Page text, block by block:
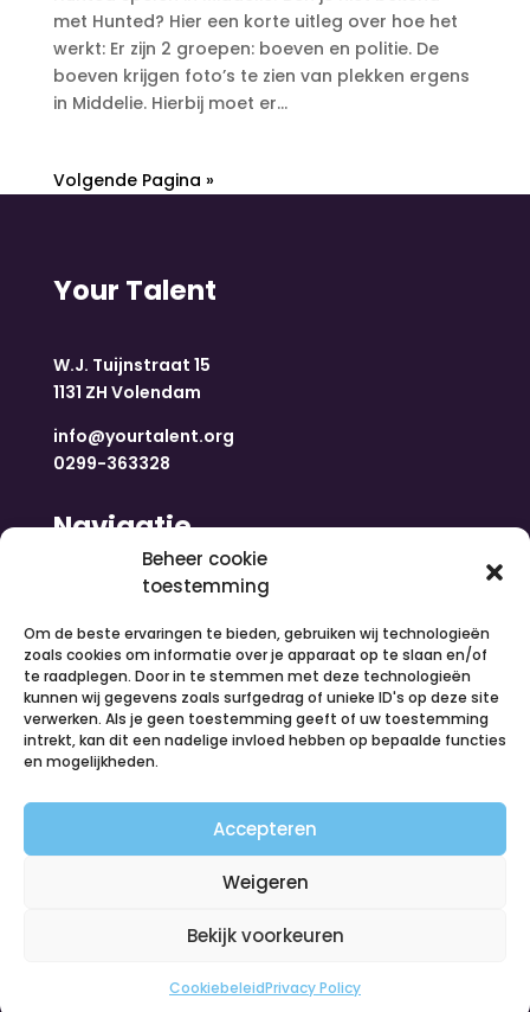
Beheer cookie
toestemming
Om de beste ervaringen te bieden, gebruiken wij technologieën
zoals cookies om informatie over je apparaat op te slaan en/of
te raadplegen. Door in te stemmen met deze technologieën
kunnen wij gegevens zoals surfgedrag of unieke ID's op deze site
verwerken. Als je geen toestemming geeft of uw toestemming
intrekt, kan dit een nadelige invloed hebben op bepaalde functies
en mogelijkheden.
Accepteren
Weigeren
Bekijk voorkeuren
CookiebeleidPrivacy Policy
met Hunted? Hier een korte uitleg over hoe het
werkt: Er zijn 2 groepen: boeven en politie. De
boeven krijgen foto’s te zien van plekken ergens
in Middelie. Hierbij moet er...
Volgende Pagina »
Your Talent
W.J. Tuijnstraat 15
1131 ZH Volendam
info@yourtalent.org
0299-363328
Navigatie
Nieuws
Over ons
Contact
Inloggen
Vacatures
Organiseer een activiteit